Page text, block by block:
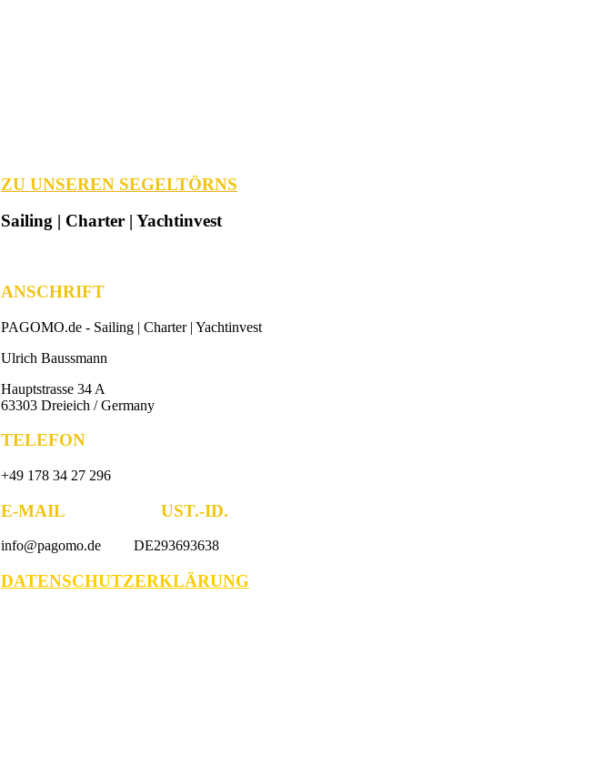
ZU UNSEREN SEGELTÖRNS
Sailing | Charter | Yachtinvest
ANSCHRIFT
PAGOMO.de - Sailing | Charter | Yachtinvest
Ulrich Baussmann
Hauptstrasse 34 A
63303 Dreieich / Germany
TELEFON
+49 178 34 27 296
E-MAIL UST.-ID.
info@pagomo.de DE293693638
DATENSCHUTZERKLÄRUNG